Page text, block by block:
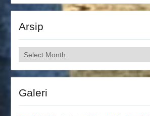
Arsip
Arsip
Galeri